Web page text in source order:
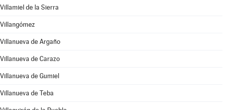
Villamiel de la Sierra
Villangómez
Villanueva de Argaño
Villanueva de Carazo
Villanueva de Gumiel
Villanueva de Teba